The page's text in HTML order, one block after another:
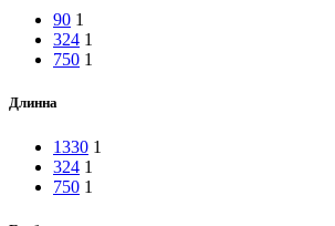
90 1
324 1
750 1
Длинна
1330 1
324 1
750 1